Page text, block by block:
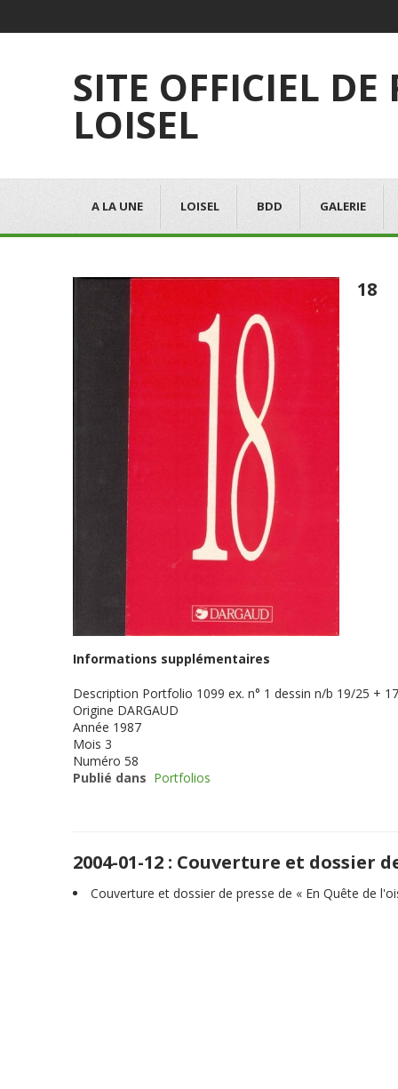
SITE OFFICIEL DE
LOISEL
A LA UNE LOISEL BDD GALERIE
18
Informations supplémentaires
Description Portfolio 1099 ex. n° 1 dessin n/b 19/25 +
Origine DARGAUD
Année 1987
Mois 3
Numéro 58
Publié dans Portfolios
2004-01-12 : Couverture et dossier
Couverture et dossier de presse de « En Quête de